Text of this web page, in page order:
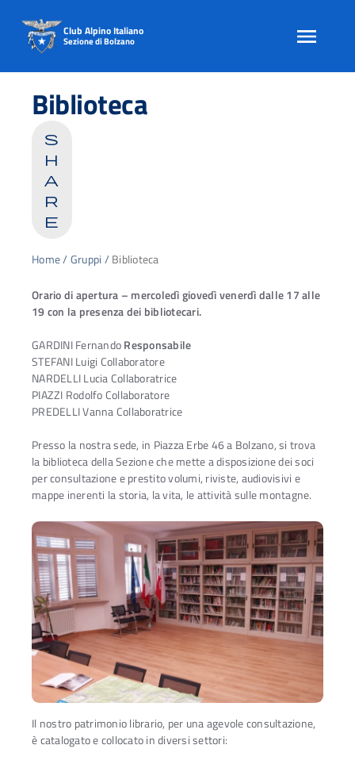
content
Club Alpino Italiano
Sezione di Bolzano
Biblioteca
s
h
a
r
e
Home/Gruppi /Biblioteca
Orario di apertura – mercoledì giovedì venerdì dalle 17 alle
19 con la presenza dei bibliotecari.
GARDINI FernandoResponsabile
STEFANI Luigi Collaboratore
NARDELLI Lucia Collaboratrice
PIAZZI Rodolfo Collaboratore
PREDELLI Vanna Collaboratrice
Presso la nostra sede, in Piazza Erbe 46 a Bolzano, si trova
la biblioteca della Sezione che mette a disposizione dei soci
per consultazione e prestito volumi, riviste, audiovisivi e
mappe inerenti la storia, la vita, le attività sulle montagne.
Il nostro patrimonio librario, per una agevole consultazione,
è catalogato e collocato in diversi settori: